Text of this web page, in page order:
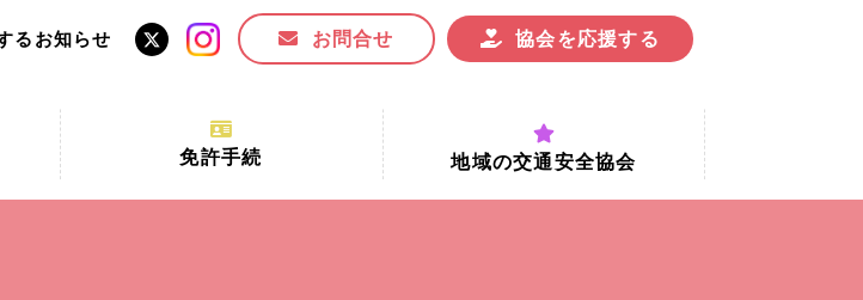
るお知らせ お問合せ 協会を応援する
事業
免許手続
手続場所の対象者及び受付時間
地域の交通安全協会